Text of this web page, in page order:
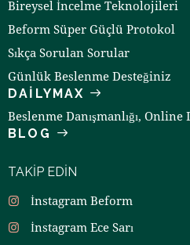
Bireysel İncelme Teknolojileri
Beform Süper Güçlü Protokol
Sıkça Sorulan Sorular
Günlük Beslenme Desteğiniz
DAILYMAX
Beslenme Danışmanlığı, Online
BLOG
TAKIP EDIN
İnstagram Beform
İnstagram Ece Sarı